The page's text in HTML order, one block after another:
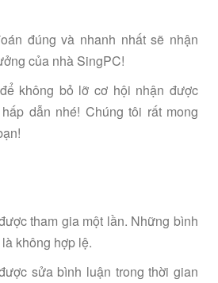
đúng và nhanh nhất sẽ nhận
của nhà SingPC!
không bỏ lỡ cơ hội nhận được
dẫn nhé! Chúng tôi rất mong
tham gia một lần. Những bình
không hợp lệ.
sửa bình luận trong thời gian